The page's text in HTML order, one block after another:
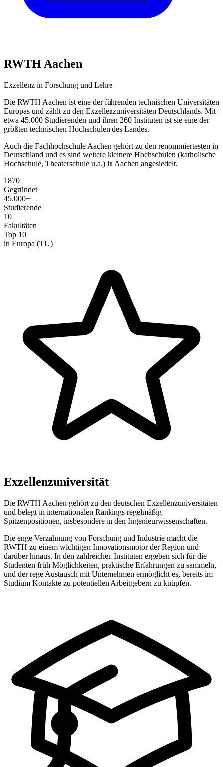
RWTH Aachen
Exzellenz in Forschung und Lehre
Die RWTH Aachen ist eine der führenden technischen Universitäten
Europas und zählt zu den Exzellenzuniversitäten Deutschlands. Mit
etwa 45.000 Studierenden und ihren 260 Instituten ist sie eine der
größten technischen Hochschulen des Landes.
Auch die Fachhochschule Aachen gehört zu den renommiertesten in
Deutschland und es sind weitere kleinere Hochschulen (katholische
Hochschule, Theaterschule u.a.) in Aachen angesiedelt.
1870
Gegründet
45.000+
Studierende
10
Fakultäten
Top 10
in Europa (TU)
Exzellenzuniversität
Die RWTH Aachen gehört zu den deutschen Exzellenzuniversitäten
und belegt in internationalen Rankings regelmäßig
Spitzenpositionen, insbesondere in den Ingenieurwissenschaften.
Die enge Verzahnung von Forschung und Industrie macht die
RWTH zu einem wichtigen Innovationsmotor der Region und
darüber hinaus. In den zahlreichen Instituten ergeben sich für die
Studenten früh Möglichkeiten, praktische Erfahrungen zu sammeln,
und der rege Austausch mit Unternehmen ermöglicht es, bereits im
Studium Kontakte zu potentiellen Arbeitgebern zu knüpfen.